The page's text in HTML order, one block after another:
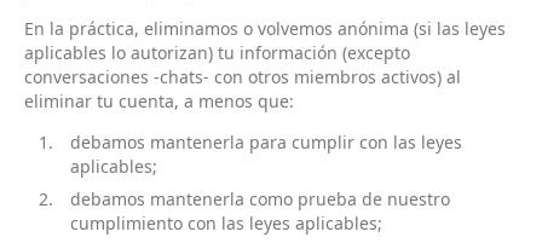
En la práctica, eliminamos o volvemos anónima (si las leyes
aplicables lo autorizan) tu información (excepto
conversaciones -chats- con otros miembros activos) al
eliminar tu cuenta, a menos que:
debamos mantenerla para cumplir con las leyes
aplicables;
debamos mantenerla como prueba de nuestro
cumplimiento con las leyes aplicables;